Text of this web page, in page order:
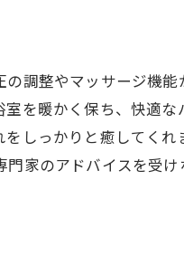
調整やマッサージ機能
を暖かく保ち、快適な
しっかりと癒してくれ
家のアドバイスを受け